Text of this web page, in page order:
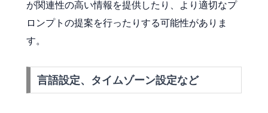
が関連性の高い情報を提供したり、より適切なプ
ロンプトの提案を行ったりする可能性がありま
す。
言語設定、タイムゾーン設定など